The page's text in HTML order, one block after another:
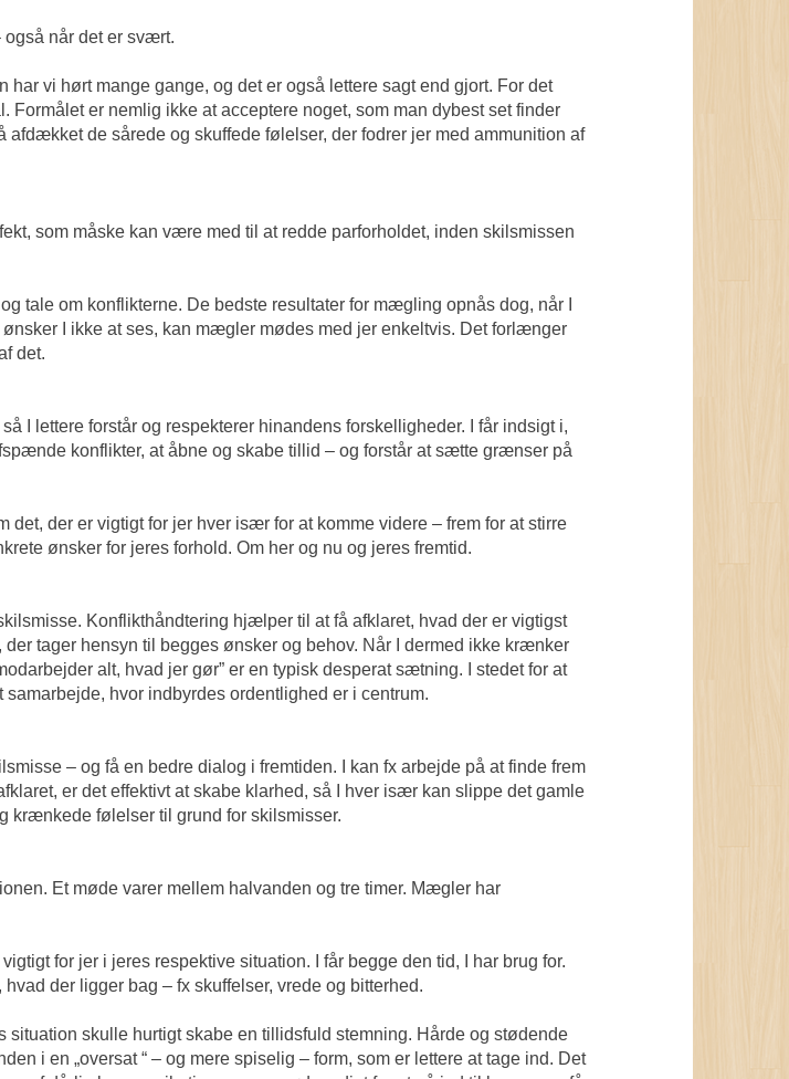
også når det er svært.
vi hørt mange gange, og det er også lettere sagt end gjort. For det
er nemlig ikke at acceptere noget, som man dybest set finder
de sårede og skuffede følelser, der fodrer jer med ammunition af
som måske kan være med til at redde parforholdet, inden skilsmissen
tale om konflikterne. De bedste resultater for mægling opnås dog, når I
I ikke at ses, kan mægler mødes med jer enkeltvis. Det forlænger
det.
I lettere forstår og respekterer hinandens forskelligheder. I får indsigt i,
konflikter, at åbne og skabe tillid – og forstår at sætte grænser på
der er vigtigt for jer hver især for at komme videre – frem for at stirre
ønsker for jeres forhold. Om her og nu og jeres fremtid.
Konflikthåndtering hjælper til at få afklaret, hvad der er vigtigst
tager hensyn til begges ønsker og behov. Når I dermed ikke krænker
alt, hvad jer gør” er en typisk desperat sætning. I stedet for at
hvor indbyrdes ordentlighed er i centrum.
– og få en bedre dialog i fremtiden. I kan fx arbejde på at finde frem
er det effektivt at skabe klarhed, så I hver især kan slippe det gamle
krænkede følelser til grund for skilsmisser.
Et møde varer mellem halvanden og tre timer. Mægler har
for jer i jeres respektive situation. I får begge den tid, I har brug for.
der ligger bag – fx skuffelser, vrede og bitterhed.
skulle hurtigt skabe en tillidsfuld stemning. Hårde og stødende
i en „oversat “ – og mere spiselig – form, som er lettere at tage ind. Det